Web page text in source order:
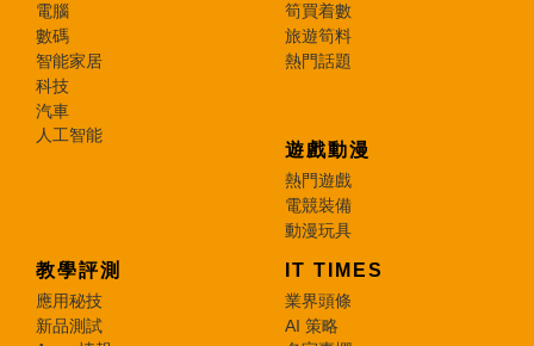
電腦
數碼
智能家居
科技
汽車
人工智能
筍買着數
旅遊筍料
熱門話題
遊戲動漫
熱門遊戲
電競裝備
動漫玩具
教學評測
應用秘技
新品測試
IT TIMES
業界頭條
AI 策略